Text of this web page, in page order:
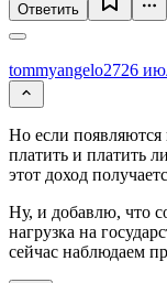
Ответить
tommyangelo2726
Но если
платить и платить
этот доход
Ну, и добавлю, что
нагрузка на
сейчас наблюдаем